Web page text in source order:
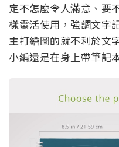
定不怎麼令人滿意、要
樣靈活使用，強調文字
主打繪圖的就不利於文
小編還是在身上帶筆記